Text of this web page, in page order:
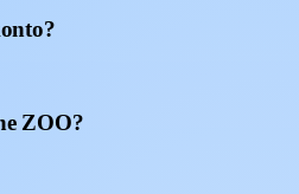
ZOO?